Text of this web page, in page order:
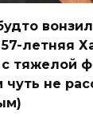
57-летняя
с тяжелой
не